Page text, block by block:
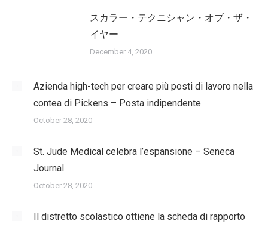
スカラー・テクニシャン・オブ・ザ・
イヤー
December 4, 2020
Azienda high-tech per creare più posti di lavoro nella
contea di Pickens – Posta indipendente
October 28, 2020
St. Jude Medical celebra l’espansione – Seneca
Journal
October 28, 2020
Il distretto scolastico ottiene la scheda di rapporto